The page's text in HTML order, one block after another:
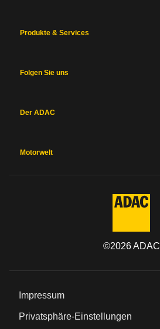
Produkte & Services
Folgen Sie uns
Der ADAC
Motorwelt
©2026ADAC
Impressum
Privatsphäre-Einstellungen